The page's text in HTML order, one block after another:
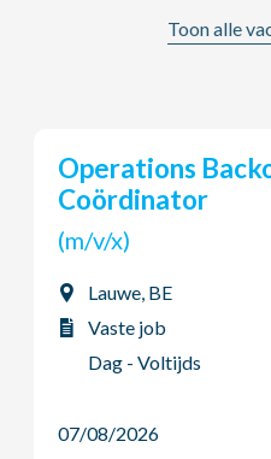
Toon alle
Operations Backoffice
Coördinator
(m/v/x)
Lauwe, BE
Vaste job
Dag - Voltijds
07/08/2026